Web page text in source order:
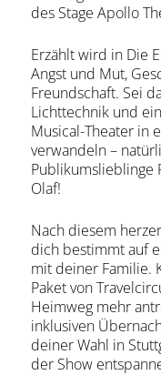
des Stage Apollo
Erzählt wird in Die
Angst und Mut,
Freundschaft. Sei
Lichttechnik und
Musical-Theater in
verwandeln –
Publikumslieblinge
Olaf!
Nach diesem
dich bestimmt auf
mit deiner Familie.
Paket von
Heimweg mehr
inklusiven
deiner Wahl in
der Show